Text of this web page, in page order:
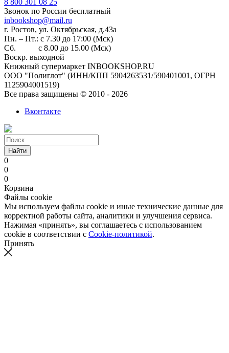
Звонок по России бесплатный
inbookshop@mail.ru
г. Ростов, ул. Октябрьская, д.43а
Пн. – Пт.: с 7.30 до 17:00 (Мск)
Сб. с 8.00 до 15.00 (Мск)
Воскр. выходной
Книжный супермаркет INBOOKSHOP.RU
ООО "Полиглот" (ИНН/КПП 5904263531/590401001, ОГРН
1125904001519)
Все права защищены © 2010 - 2026
Вконтакте
Найти
0
0
0
Корзина
Файлы cookie
Мы используем файлы cookie и иные технические данные для
корректной работы сайта, аналитики и улучшения сервиса.
Нажимая «принять», вы соглашаетесь с использованием
cookie в соответствии с Cookie-политикой.
Принять